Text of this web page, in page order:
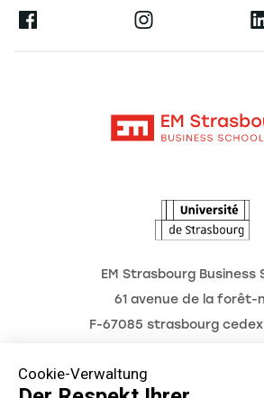
Cookie-Verwaltung
Forschung
Ernest
EM Strasbourg Business
61 avenue de la forêt-
F-67085 strasbourg